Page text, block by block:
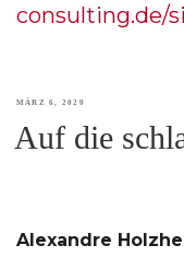
consulting.de/
VERÖFFENTLICHT
AM
MÄRZ 6, 2020
Auf die
Alexandre